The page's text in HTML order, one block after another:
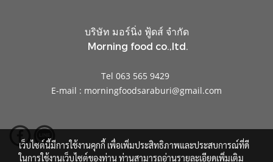
บริษัท มอร์นิ่ง ฟู้ดส์ จำกัด
Morning food co.,ltd.
Tel 063 565 9429
E-mail : morningfoodsaraburi@gmail.com
เว็บไซต์นี้มีการใช้งานคุกกี้ เพื่อเพิ่มประสิทธิภาพและประสบการณ์ที่ดี
ในการใช้งานเว็บไซต์ของท่าน ท่านสามารถอ่านรายละเอียดเพิ่มเติม